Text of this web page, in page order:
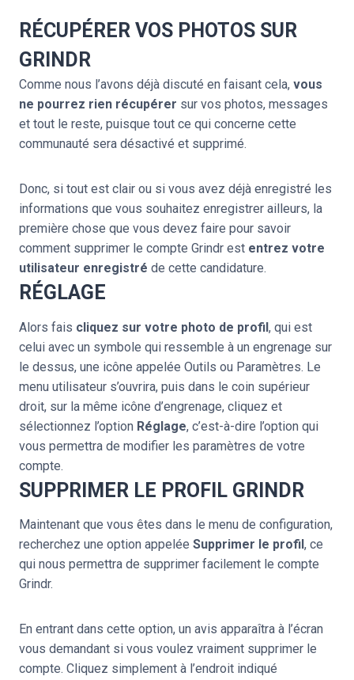
RÉCUPÉRER VOS PHOTOS SUR
GRINDR
Comme nous l’avons déjà discuté en faisant cela, vous
ne pourrez rien récupérer sur vos photos, messages
et tout le reste, puisque tout ce qui concerne cette
communauté sera désactivé et supprimé.
Donc, si tout est clair ou si vous avez déjà enregistré les
informations que vous souhaitez enregistrer ailleurs, la
première chose que vous devez faire pour savoir
comment supprimer le compte Grindr est entrez votre
utilisateur enregistré de cette candidature.
RÉGLAGE
Alors fais cliquez sur votre photo de profil, qui est
celui avec un symbole qui ressemble à un engrenage sur
le dessus, une icône appelée Outils ou Paramètres. Le
menu utilisateur s’ouvrira, puis dans le coin supérieur
droit, sur la même icône d’engrenage, cliquez et
sélectionnez l’option Réglage, c’est-à-dire l’option qui
vous permettra de modifier les paramètres de votre
compte.
SUPPRIMER LE PROFIL GRINDR
Maintenant que vous êtes dans le menu de configuration,
recherchez une option appelée Supprimer le profil, ce
qui nous permettra de supprimer facilement le compte
Grindr.
En entrant dans cette option, un avis apparaîtra à l’écran
vous demandant si vous voulez vraiment supprimer le
compte. Cliquez simplement à l’endroit indiqué